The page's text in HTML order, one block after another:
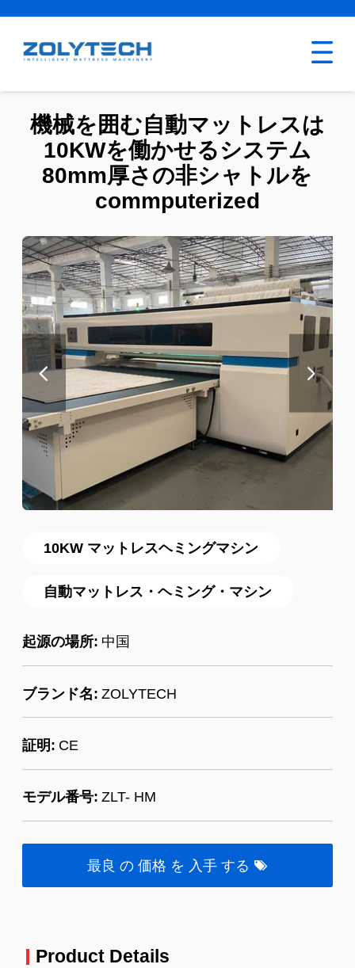
10KW マットレスヘミングマシン
自動マットレス・ヘミング・マシン
起源の場所: 中国
ブランド名: ZOLYTECH
証明: CE
モデル番号: ZLT- HM
最良 の 価格 を 入手 する
機械を囲む自動マットレスは
10KWを働かせるシステム
80mm厚さの非シャトルを
commputerized
Product Details